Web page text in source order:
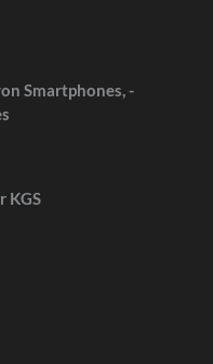
Smartphones, -
KGS